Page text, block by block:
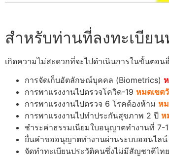
สำหรับท่านที่ลงทะเบีย
เกิดความไม่สะดวกที่จะไปดำเนินการในขั้นตอ
การจัดเก็บอัตลักษณ์บุคคล (Biometrics)
การพาแรงงานไปตรวจโควิด-19 หมดเขต
การพาแรงงานไปตรวจ 6 โรคต้องห้าม ห
การพาแรงงานไปทำประกันสุขภาพ 2 ปี ห
ชำระค่าธรรมเนียมใบอนุญาตทำงานที่ 7-
ยื่นคำขออนุญาตทำงานผ่านระบบออนไลน์
จัดทำทะเบียนประวัติคนซึ่งไม่มีสัญชาติไท